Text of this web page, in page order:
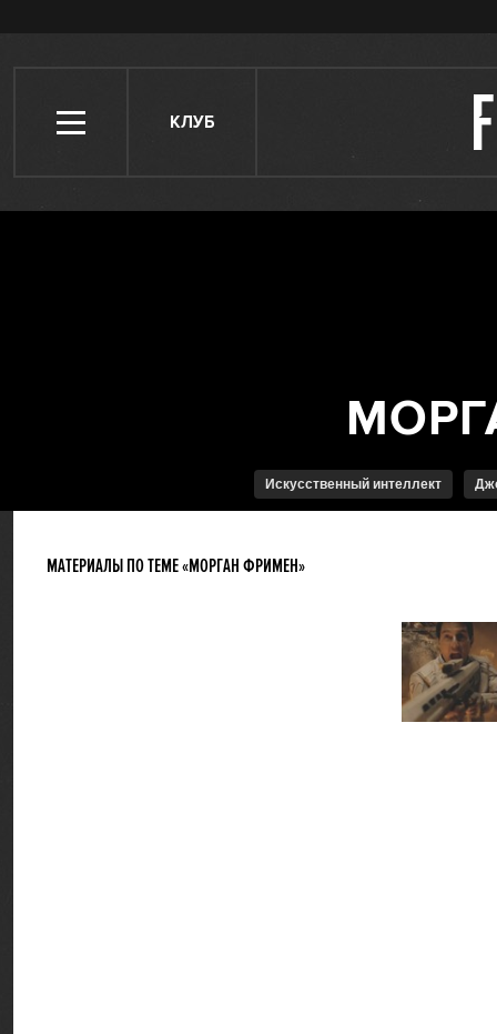
КЛУБ
Искусственный интеллект
МАТЕРИАЛЫ ПО ТЕМЕ «МОРГАН ФРИМЕН»